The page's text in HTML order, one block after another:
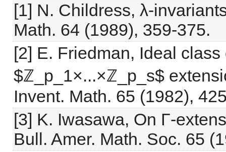
[1] N. Childress, λ-
Math. 64 (1989), 359-375.
[2] E. Friedman, Ideal
$ℤ_p_1×...×ℤ_p_s$
Invent. Math. 65 (1982),
[3] K. Iwasawa, On Γ-
Bull. Amer. Math. Soc. 65